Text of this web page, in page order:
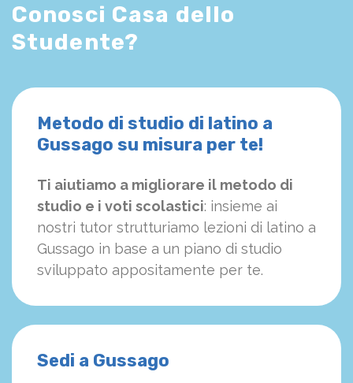
Conosci Casa dello
Studente?
Metodo di studio di latino a
Gussago su misura per te!
Ti aiutiamo a migliorare il metodo di
studio e i voti scolastici: insieme ai
nostri tutor strutturiamo lezioni di latino a
Gussago in base a un piano di studio
sviluppato appositamente per te.
Sedi a Gussago